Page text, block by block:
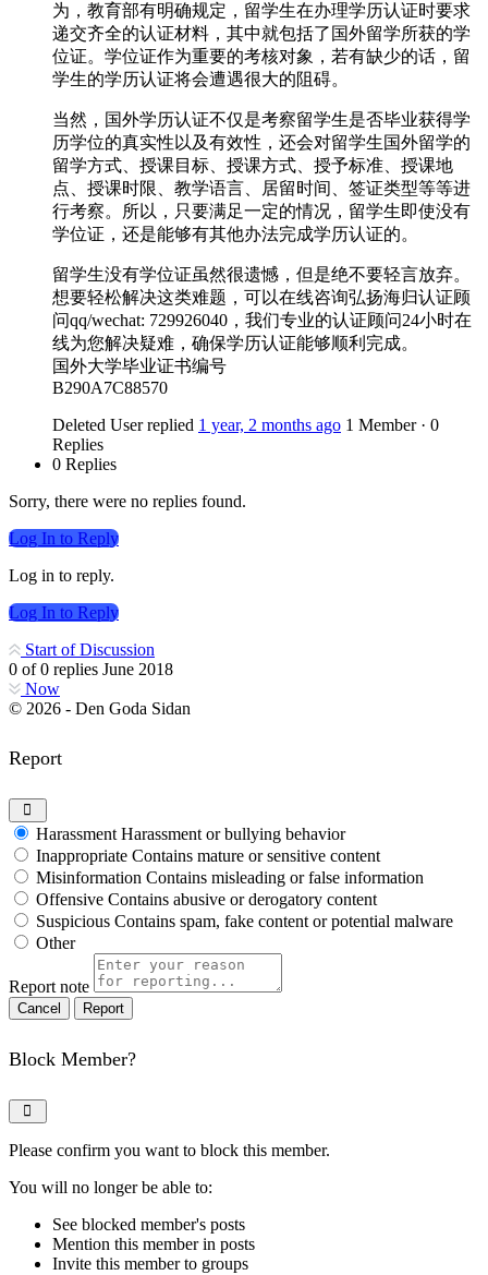
为，教育部有明确规定，留学生在办理学历认证时要求
递交齐全的认证材料，其中就包括了国外留学所获的学
位证。学位证作为重要的考核对象，若有缺少的话，留
学生的学历认证将会遭遇很大的阻碍。
当然，国外学历认证不仅是考察留学生是否毕业获得学
历学位的真实性以及有效性，还会对留学生国外留学的
留学方式、授课目标、授课方式、授予标准、授课地
点、授课时限、教学语言、居留时间、签证类型等等进
行考察。所以，只要满足一定的情况，留学生即使没有
学位证，还是能够有其他办法完成学历认证的。
留学生没有学位证虽然很遗憾，但是绝不要轻言放弃。
想要轻松解决这类难题，可以在线咨询弘扬海归认证顾
问qq/wechat: 729926040，我们专业的认证顾问24小时在
线为您解决疑难，确保学历认证能够顺利完成。
国外大学毕业证书编号
B290A7C88570
Deleted User replied 1 year, 2 months ago 1 Member · 0
Replies
0 Replies
Sorry, there were no replies found.
Log In to Reply
Log in to reply.
Log In to Reply
Start of Discussion
0 of0 replies June 2018
Now
© 2026 - Den Goda Sidan
Report
Harassment Harassment or bullying behavior
Inappropriate Contains mature or sensitive content
Misinformation Contains misleading or false information
Offensive Contains abusive or derogatory content
Suspicious Contains spam, fake content or potential malware
Other
Report note
Report
Block Member?
Please confirm you want to block this member.
You will no longer be able to:
See blocked member's posts
Mention this member in posts
Invite this member to groups